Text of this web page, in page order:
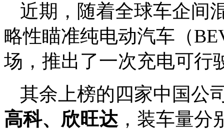
近期，随着全球车企间
略性瞄准纯电动汽车（
场，推出了一次充电可行
其余上榜的四家中国公
高科、欣旺达 ，装车量分